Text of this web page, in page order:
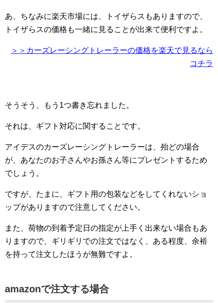
あ、ちなみに楽天市場には、トイザらスもありますので、
トイザらスの価格も一緒に見ることが出来て便利ですよ。
＞＞カーズレーシングトレーラーの価格を楽天で見るなら
コチラ
そうそう、もう1つ書き忘れました。
それは、ギフト対応に関することです。
アイデスのカーズレーシングトレーラーは、殆どの場合
が、あなたのお子さんやお孫さん等にプレゼントするため
でしょう。
ですが、たまに、ギフト用の包装などをしてくれないショ
ップがありますので注意してください。
また、荷物の到着予定日の指定が上手く出来ない場合もあ
りますので、ギリギリでの注文ではなく、ある程度、余裕
を持って注文したほうが無難ですよ。
amazonで注文する場合